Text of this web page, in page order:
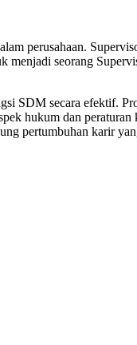
perusahaan.
menjadi seorang
SDM secara efektif.
hukum dan
pertumbuhan karir